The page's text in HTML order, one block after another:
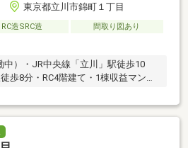
東京都立川市錦町１丁目
RC造SRC造
間取り図あり
中）・JR中央線「立川」駅徒歩10
歩8分・RC4階建て・1棟収益マンシ